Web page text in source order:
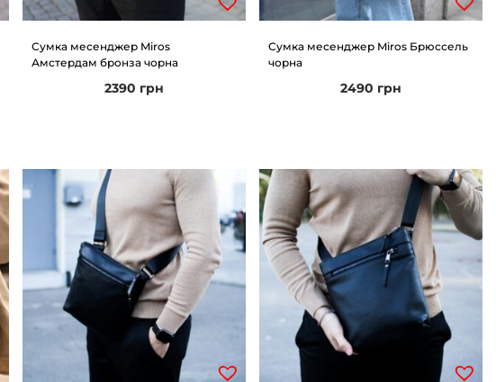
Сумка месенджер Miros
Амстердам бронза чорна
2390 грн
Сумка месенджер Miros Брюссель
чорна
2490 грн